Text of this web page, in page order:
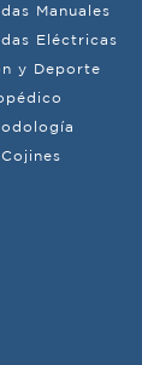
Manuales
Eléctricas
y Deporte